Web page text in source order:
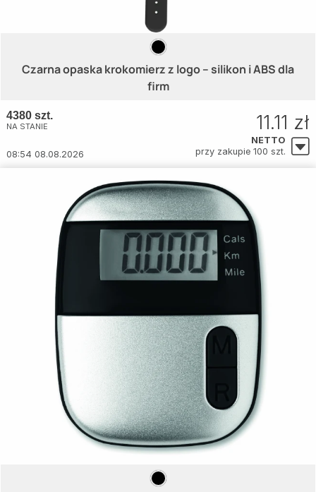
Czarna opaska krokomierz z logo – silikon i ABS dla
firm
4380 szt.
NA STANIE
08:54 08.08.2026
11.11 zł
NETTO
przy zakupie 100 szt.